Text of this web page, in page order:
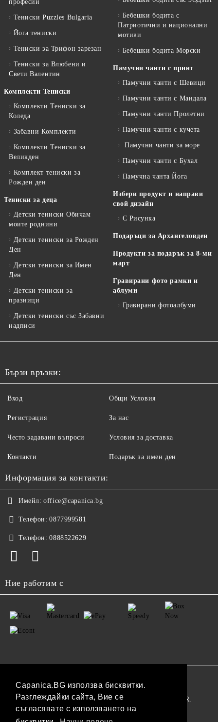
Capanica.BG използва бисквитки.
Разглеждайки сайта, Вие се
съгласявате с използването на
професии
Тениски Puzzles Bulgaria
Йога тениски
Тениски за Трифон зарезан
Тениски за Влюбени и
Свети Валентин
Комплекти Тениски
Комплекти Тениски за
Коледа
Забавни Комплекти
Комплекти Тениски за
Великден
Комплект тениски за
Рожден ден
Тениски за деца
Детски тениски Обичам
моите роднини
Детски тениски за Рожден
Ден
Детски тениски за Имен
Ден
Детски тениски за
празници
Детски тениски със Забавни
надписи
Бебешки бодита с
Патриотични и национални
мотиви
Бебешки бодита Морски
Памучни чанти с принт
Памучни чанти с Шевици
Памучни чанти с Мандала
Памучни чанти Пролетни
Памучни чанти с кучета
Памучни чанти за море
Памучни чанти с Бухал
Памучна чанта Йога
Избери продукт и направи
свой дизайн
С Рисунка
Подаръци за Архангеловден
Продукти за подарък за 8-ми
март
Гравирани фото рамки и
аблуми
Гравирани фотоалбуми
Бързи връзки:
Вход
Регистрация
Често задавани въпроси
Контакти
Общи Условия
За нас
Условия за доставка
Подарък за имен ден
Информация за контакти:
Имейл: office@capanica.bg
Телефон: 0877999581
Телефон: 0888522629
Ние работим с
Нашият онлайн магазин е 100% съобразен с GDPR.